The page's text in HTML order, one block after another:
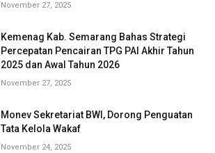
November 27, 2025
Kemenag Kab. Semarang Bahas Strategi
Percepatan Pencairan TPG PAI Akhir Tahun
2025 dan Awal Tahun 2026
November 27, 2025
Monev Sekretariat BWI, Dorong Penguatan
Tata Kelola Wakaf
November 24, 2025